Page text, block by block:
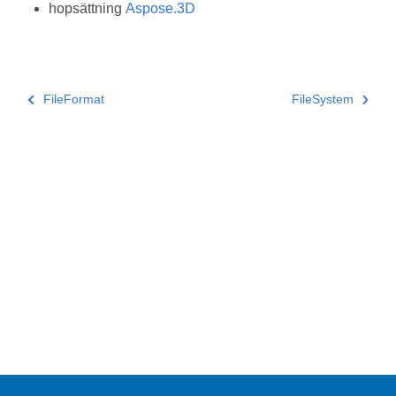
hopsättning Aspose.3D
FileFormat FileSystem